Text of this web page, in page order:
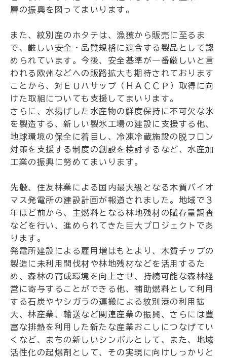
層の振興を図ってまいります。
また、紋別産のホタテは、漁獲から販売に至るま
で、厳しい安全・品質規格に適合する製品として認
められています。今後、安全基準が一番厳しいと言
われる欧州などへの販路拡大も期待されております
ことから、対ＥＵハサップ（ＨＡＣＣＰ）取得に向
けた取組についても支援してまいります。
さらに、水揚げした水産物の鮮度保持に不可欠な氷
を製造する、新しい製氷工場の建設に支援する他、
地球環境の保全に着目し、冷凍冷蔵施設の脱フロン
対策を支援する制度の創設を検討するなど、水産加
工業の振興に努めてまいります。
先般、住友林業による国内最大級となる木質バイオ
マス発電所の建設計画が報道されました。地域で３
年ほど前から、主燃料となる林地残材の賦存量調査
などを行い、進められてきた巨大プロジェクトであ
ります。
発電所建設による雇用増はもとより、木質チップの
製造に未利用間伐材や林地残材などを活用するた
め、森林の育成環境を向上させ、持続可能な森林経
営に寄与することができる他、補助燃料として利用
する石炭やヤシガラの運搬による紋別港の利用拡
大、林産業、輸送など関連産業の振興、さらには豊
富な排熱を利用した新たな産業おこしにつなげてい
くなど、まちの新しいシンボルとして、また、地域
活性化の起爆剤として、その実現に向けしっかりと